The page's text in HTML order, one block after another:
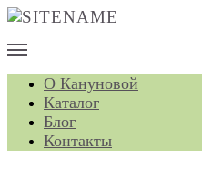
О Кануновой
Каталог
Блог
Контакты